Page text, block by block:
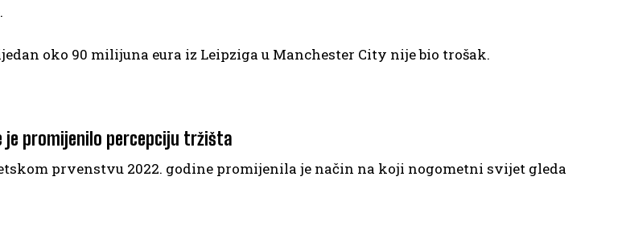
oko 90 milijuna eura iz Leipziga u Manchester City nije bio trošak.
je promijenilo percepciju tržišta
prvenstvu 2022. godine promijenila je način na koji nogometni svijet gleda